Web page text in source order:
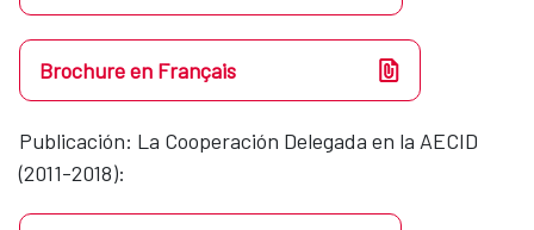
Brochure en Français
Publicación: La Cooperación Delegada en la AECID
(2011-2018):